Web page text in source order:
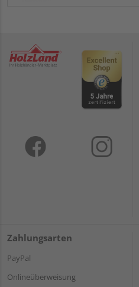
Zahlungsarten
PayPal
Onlineüberweisung